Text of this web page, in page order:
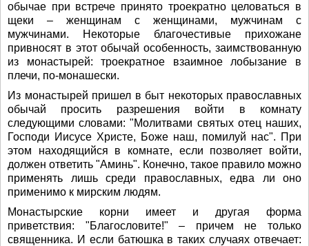
обычае при встрече принято троекратно целоваться в
щеки – женщинам с женщинами, мужчинам с
мужчинами. Некоторые благочестивые прихожане
привносят в этот обычай особенность, заимствованную
из монастырей: троекратное взаимное лобызание в
плечи, по-монашески.
Из монастырей пришел в быт некоторых православных
обычай просить разрешения войти в комнату
следующими словами: "Молитвами святых отец наших,
Господи Иисусе Христе, Боже наш, помилуй нас". При
этом находящийся в комнате, если позволяет войти,
должен ответить "Аминь". Конечно, такое правило можно
применять лишь среди православных, едва ли оно
применимо к мирским людям.
Монастырские корни имеет и другая форма
приветствия: "Благословите!" – причем не только
священника. И если батюшка в таких случаях отвечает: